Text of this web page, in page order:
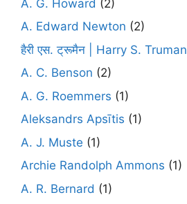
A. G. Howard (2)
A. Edward Newton (2)
हैरी एस. ट्रूमैन | Harry S. Truman
A. C. Benson (2)
A. G. Roemmers (1)
Aleksandrs Apsītis (1)
A. J. Muste (1)
Archie Randolph Ammons (1)
A. R. Bernard (1)